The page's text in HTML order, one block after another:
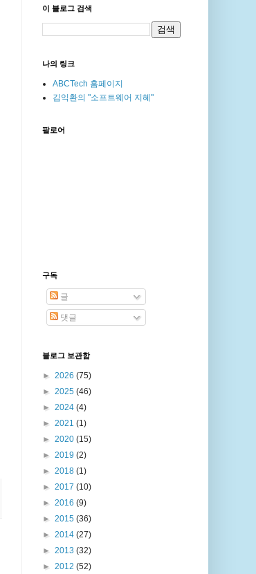
이 블로그 검색
나의 링크
ABCTech 홈페이지
김익환의 "소프트웨어 지혜"
팔로어
구독
글
댓글
블로그 보관함
► 2026 (75)
► 2025 (46)
► 2024 (4)
► 2021 (1)
► 2020 (15)
► 2019 (2)
► 2018 (1)
► 2017 (10)
► 2016 (9)
► 2015 (36)
► 2014 (27)
► 2013 (32)
► 2012 (52)